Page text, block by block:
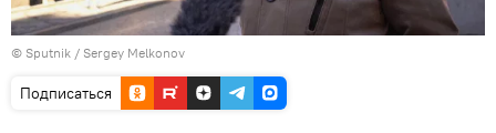
© Sputnik / Sergey Melkonov
Подписаться